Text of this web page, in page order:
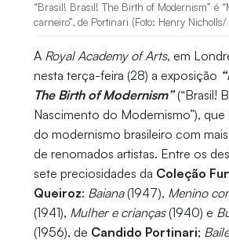
“Brasil! Brasil! The Birth of Modernism” é
carneiro”, de Portinari (Foto: Henry Nicholls/
A Royal Academy of Arts, em
nesta terça-feira (28) a exposição
The Birth of Modernism”(“Brasil!
Nascimento do Modernismo”),
do modernismo brasileiro com
de renomados artistas. Entre os
sete preciosidades da Coleção
Queiroz: Baiana(1947), Menino
(1941), Mulher e crianças(1940) e
(1956), de Candido Portinari;